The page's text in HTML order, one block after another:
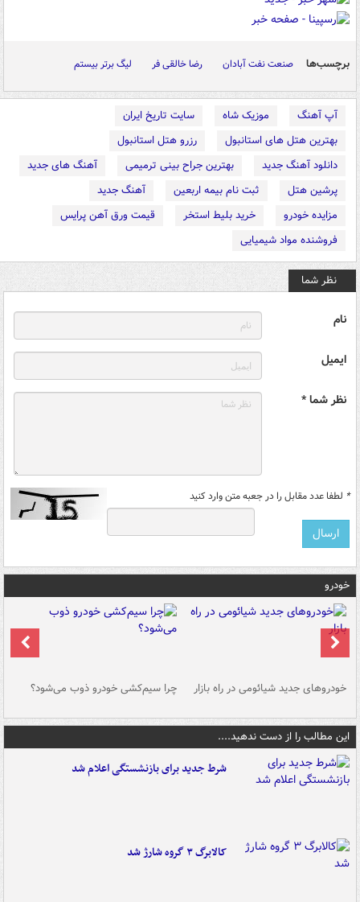
برچسب‌ها صنعت نفت آبادان رضا خالقی فر لیگ برتر بیستم
آپ آهنگ موزیک شاه
سایت تاریخ ایران
بهترین هتل های استانبول
رزرو هتل استانبول
دانلود آهنگ جدید
بهترین جراح بینی ترمیمی
آهنگ های جدید
پرشین هتل
ثبت نام بیمه اربعین
آهنگ جدید
مزایده خودرو
خرید بلیط استخر
قیمت ورق آهن پرایس
فروشنده مواد شیمیایی
نظر شما
نام
ایمیل
نظر شما *
* لطفا عدد مقابل را در جعبه متن وارد کنید
خودرو
خودروهای جدید شیائومی در راه بازار چرا سیم‌کشی خودرو ذوب می‌شود؟
این مطالب را از دست ندهید....
شرط جدید برای بازنشستگی اعلام شد
کالابرگ ۳ گروه شارژ شد